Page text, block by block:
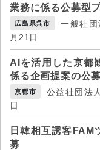
業務に係る公募型
広島県呉市
一般社
月21日
AIを活用した京都
係る企画提案の公募
京都市
公益社団法
日
日韓相互誘客FAM
募